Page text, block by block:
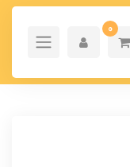
0